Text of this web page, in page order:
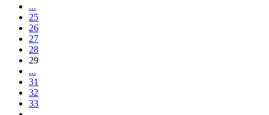
...
25
26
27
28
29
...
31
32
33